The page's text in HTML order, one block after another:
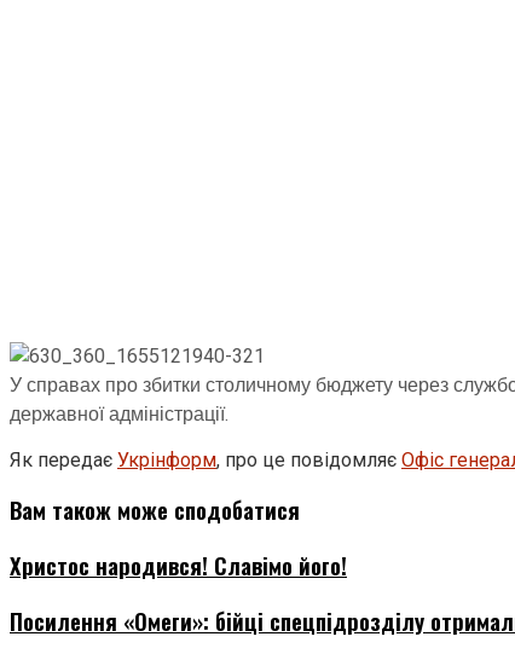
У справах про збитки столичному бюджету через
державної адміністрації.
Як передає Укрінформ, про це повідомляє Офіс
Вам також може сподобатися
Христос народився! Славімо його!
Посилення «Омеги»: бійці спецпідрозділу